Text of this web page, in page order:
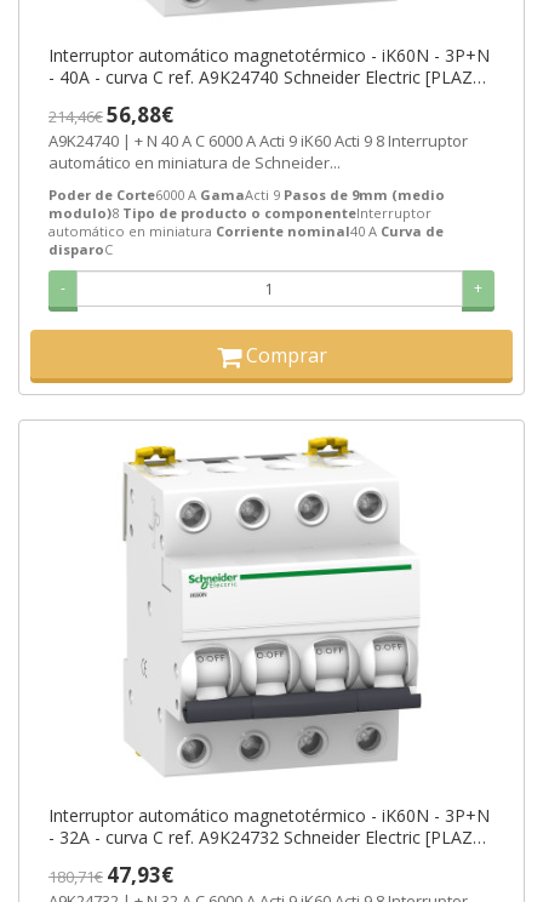
Interruptor automático magnetotérmico - iK60N - 3P+N
- 40A - curva C ref. A9K24740 Schneider Electric [PLAZO
214,46€56,88€
A9K24740 | + N 40 A C 6000 A Acti 9 iK60 Acti 9 8 Interruptor
automático en miniatura de Schneider...
Poder de Corte6000 A GamaActi 9 Pasos de 9mm (medio
modulo)8 Tipo de producto o componenteInterruptor
automático en miniatura Corriente nominal40 A Curva de
disparoC
- +
Comprar
Interruptor automático magnetotérmico - iK60N - 3P+N
- 32A - curva C ref. A9K24732 Schneider Electric [PLAZO
180,71€ 47,93€